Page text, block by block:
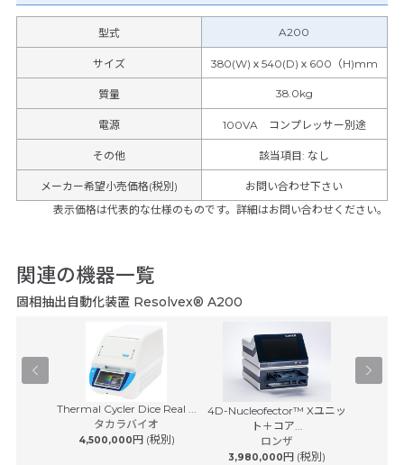
型式 A200
サイズ 380(W)ｘ540(D)ｘ600（H)mm
質量 38.0kg
電源 100VA コンプレッサー別途
その他 該当項目: なし
メーカー希望小売価格(税別)
お問い合わせ下さい
表示価格は代表的な仕様のものです。詳細はお問い合わせください。
関連の機器一覧
固相抽出自動化装置 Resolvex® A200
Thermal Cycler Dice Real ...
タカラバイオ
4,500,000円 (税別)
4D-Nucleofector™ Xユニッ
ト＋コア...
ロンザ
3,980,000円 (税別)